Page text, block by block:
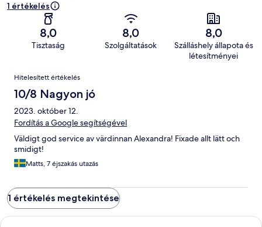
1 értékelés
8,0
Tisztaság
8,0
Szolgáltatások
8,0
Szálláshely állapota és
létesítményei
Értékelések
Hitelesített értékelés
10/8 Nagyon jó
2023. október 12.
Fordítás a Google segítségével
Väldigt god service av värdinnan Alexandra! Fixade allt lätt och
smidigt!
Matts, 7 éjszakás utazás
1 értékelés megtekintése